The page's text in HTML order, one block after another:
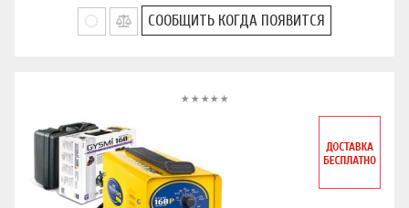
СООБЩИТЬ КОГДА ПОЯВИТСЯ